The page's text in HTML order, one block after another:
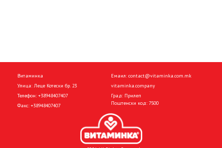
Витаминка
Улица: Леце Котески бр. 23
Телефон: +38948407407
Факс: +38948407407
Емаил: contact@vitaminka.com.mk
vitaminka.company
Град: Прилеп
Поштенски код: 7500